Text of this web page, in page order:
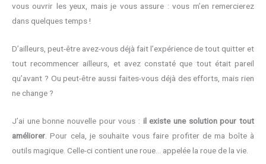
vous ouvrir les yeux, mais je vous assure : vous m’en remercierez
dans quelques temps !
D’ailleurs, peut-être avez-vous déjà fait l’expérience de tout quitter et
tout recommencer ailleurs, et avez constaté que tout était pareil
qu’avant ? Ou peut-être aussi faites-vous déjà des efforts, mais rien
ne change ?
J’ai une bonne nouvelle pour vous : il existe une solution pour tout
améliorer . Pour cela, je souhaite vous faire profiter de ma boîte à
outils magique. Celle-ci contient une roue… appelée la roue de la vie.